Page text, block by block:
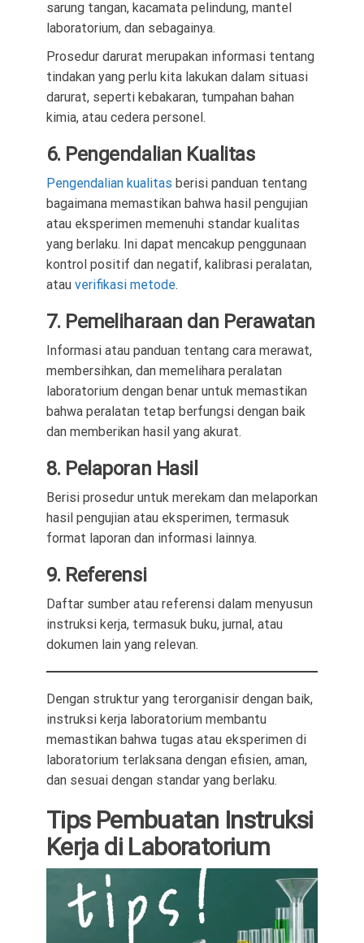
sarung tangan, kacamata pelindung, mantel
laboratorium, dan sebagainya.
Prosedur darurat merupakan informasi tentang
tindakan yang perlu kita lakukan dalam situasi
darurat, seperti kebakaran, tumpahan bahan
kimia, atau cedera personel.
6. Pengendalian Kualitas
Pengendalian kualitas berisi panduan tentang
bagaimana memastikan bahwa hasil pengujian
atau eksperimen memenuhi standar kualitas
yang berlaku. Ini dapat mencakup penggunaan
kontrol positif dan negatif, kalibrasi peralatan,
atau verifikasi metode.
7. Pemeliharaan dan Perawatan
Informasi atau panduan tentang cara merawat,
membersihkan, dan memelihara peralatan
laboratorium dengan benar untuk memastikan
bahwa peralatan tetap berfungsi dengan baik
dan memberikan hasil yang akurat.
8. Pelaporan Hasil
Berisi prosedur untuk merekam dan melaporkan
hasil pengujian atau eksperimen, termasuk
format laporan dan informasi lainnya.
9. Referensi
Daftar sumber atau referensi dalam menyusun
instruksi kerja, termasuk buku, jurnal, atau
dokumen lain yang relevan.
Dengan struktur yang terorganisir dengan baik,
instruksi kerja laboratorium membantu
memastikan bahwa tugas atau eksperimen di
laboratorium terlaksana dengan efisien, aman,
dan sesuai dengan standar yang berlaku.
Tips Pembuatan Instruksi
Kerja di Laboratorium